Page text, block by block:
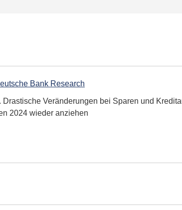
Bank Research
Drastische Veränderungen bei Sparen und
2024 wieder anziehen